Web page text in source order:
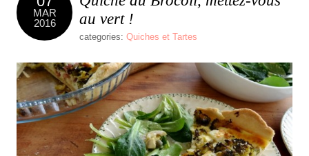
MAR
2016
au vert !
categories: Quiches et Tartes